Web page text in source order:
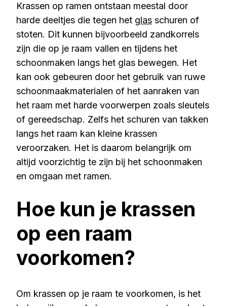
Krassen op ramen ontstaan meestal door
harde deeltjes die tegen het glas schuren of
stoten. Dit kunnen bijvoorbeeld zandkorrels
zijn die op je raam vallen en tijdens het
schoonmaken langs het glas bewegen. Het
kan ook gebeuren door het gebruik van ruwe
schoonmaakmaterialen of het aanraken van
het raam met harde voorwerpen zoals sleutels
of gereedschap. Zelfs het schuren van takken
langs het raam kan kleine krassen
veroorzaken. Het is daarom belangrijk om
altijd voorzichtig te zijn bij het schoonmaken
en omgaan met ramen.
Hoe kun je krassen
op een raam
voorkomen?
Om krassen op je raam te voorkomen, is het